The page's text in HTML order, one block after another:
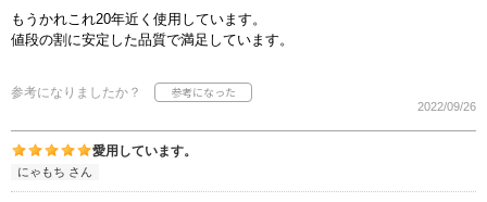
もうかれこれ20年近く使用しています。
値段の割に安定した品質で満足しています。
参考になりましたか？
2022/09/26
愛用しています。
にゃもち さん